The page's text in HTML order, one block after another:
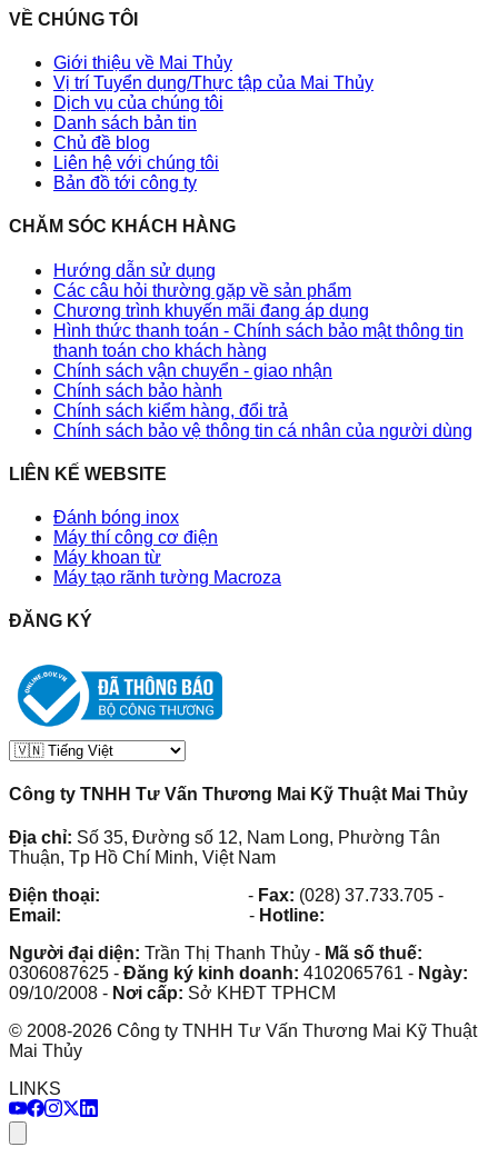
VỀ CHÚNG TÔI
Giới thiệu về Mai Thủy
Vị trí Tuyển dụng/Thực tập của Mai Thủy
Dịch vụ của chúng tôi
Danh sách bản tin
Chủ đề blog
Liên hệ với chúng tôi
Bản đồ tới công ty
CHĂM SÓC KHÁCH HÀNG
Hướng dẫn sử dụng
Các câu hỏi thường gặp về sản phẩm
Chương trình khuyến mãi đang áp dụng
Hình thức thanh toán - Chính sách bảo mật thông tin
thanh toán cho khách hàng
Chính sách vận chuyển - giao nhận
Chính sách bảo hành
Chính sách kiểm hàng, đổi trả
Chính sách bảo vệ thông tin cá nhân của người dùng
LIÊN KẾ WEBSITE
Đánh bóng inox
Máy thí công cơ điện
Máy khoan từ
Máy tạo rãnh tường Macroza
ĐĂNG KÝ
Công ty TNHH Tư Vấn Thương Mai Kỹ Thuật Mai Thủy
Địa chỉ: Số 35, Đường số 12, Nam Long, Phường Tân
Thuận, Tp Hồ Chí Minh, Việt Nam
Điện thoại:
- Fax: (028) 37.733.705 -
Email:
- Hotline:
Người đại diện: Trần Thị Thanh Thủy - Mã số thuế:
0306087625 - Đăng ký kinh doanh: 4102065761 - Ngày:
09/10/2008 - Nơi cấp: Sở KHĐT TPHCM
© 2008-2026 Công ty TNHH Tư Vấn Thương Mai Kỹ Thuật
Mai Thủy
LINKS